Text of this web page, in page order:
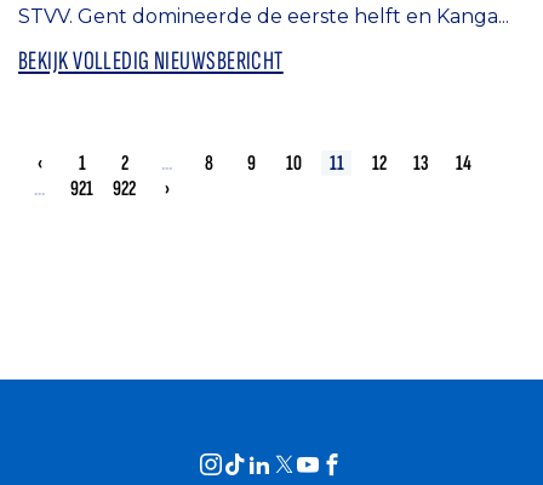
STVV. Gent domineerde de eerste helft en Kanga...
BEKIJK VOLLEDIG NIEUWSBERICHT
‹ 1 2 ... 8 9 10 11 12 13
14
...
921 922 ›